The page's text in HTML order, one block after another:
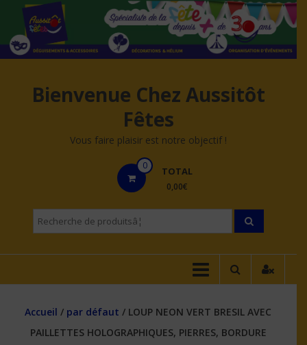
contenu
Bienvenue Chez Aussitôt
Fêtes
Vous faire plaisir est notre objectif !
0 TOTAL
0,00€
Recherche
pourÂ :
Accueil / par défaut / LOUP NEON VERT BRESIL AVEC
PAILLETTES HOLOGRAPHIQUES, PIERRES, BORDURE